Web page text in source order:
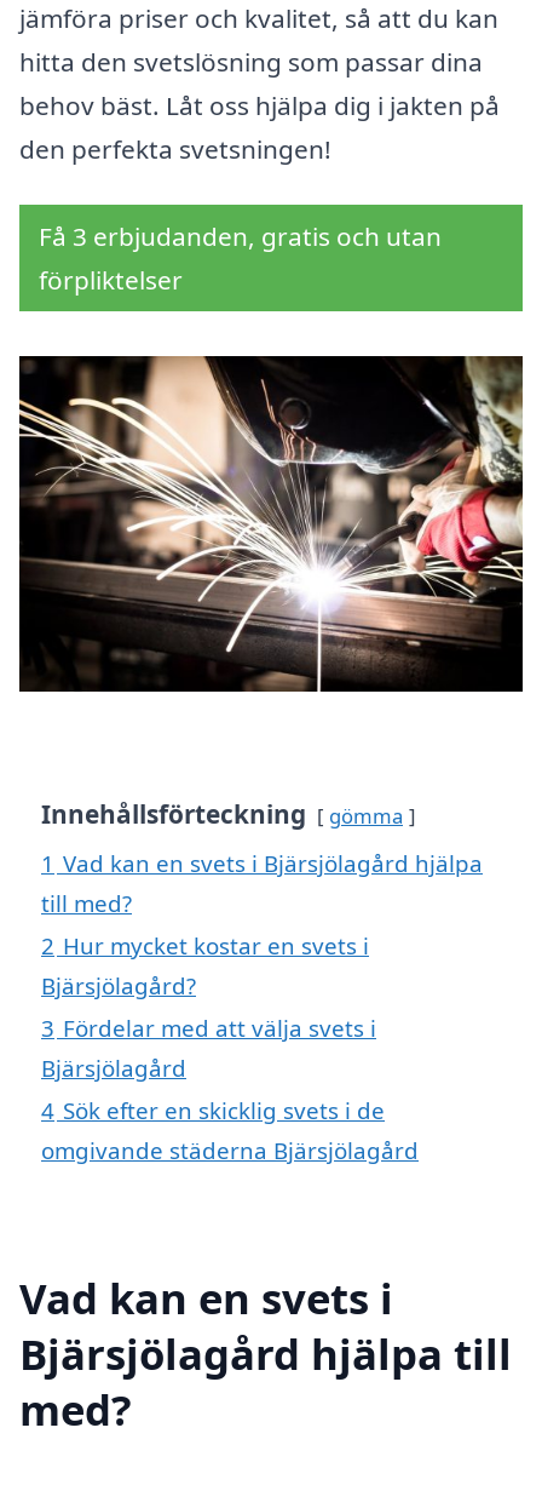
jämföra priser och kvalitet, så att du kan
hitta den svetslösning som passar dina
behov bäst. Låt oss hjälpa dig i jakten på
den perfekta svetsningen!
Få 3 erbjudanden, gratis och utan
förpliktelser
Innehållsförteckning gömma
1 Vad kan en svets i Bjärsjölagård hjälpa
till med?
2 Hur mycket kostar en svets i
Bjärsjölagård?
3 Fördelar med att välja svets i
Bjärsjölagård
4 Sök efter en skicklig svets i de
omgivande städerna Bjärsjölagård
Vad kan en svets i
Bjärsjölagård hjälpa till
med?